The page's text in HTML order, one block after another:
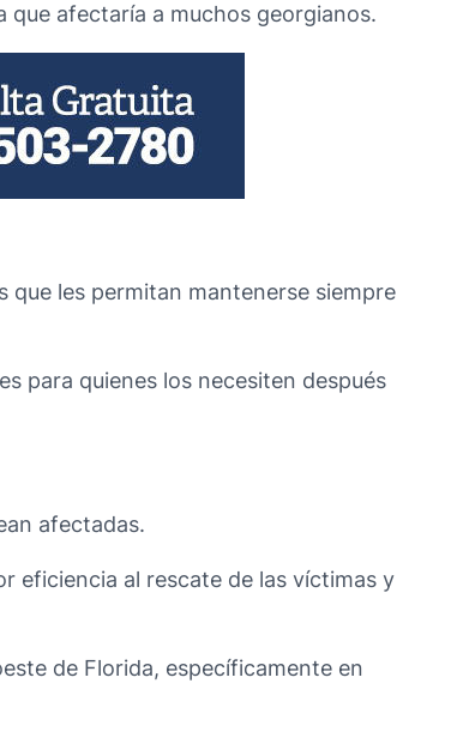
afectaría a muchos georgianos.
que les permitan mantenerse siempre
para quienes los necesiten después
afectadas.
eficiencia al rescate de las víctimas y
de Florida, específicamente en